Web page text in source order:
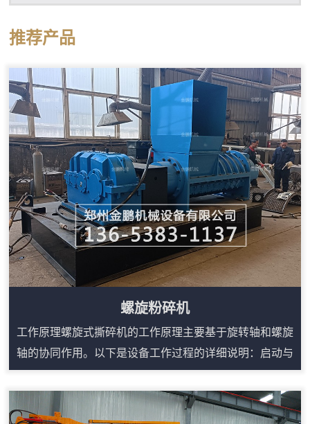
推荐产品
螺旋粉碎机
工作原理螺旋式撕碎机的工作原理主要基于旋转轴和螺旋
轴的协同作用。以下是设备工作过程的详细说明：启动与
传动系统当电机启动时，电机通过传动系统将动力传递给
减速机，减速机将动力进一步传递到旋转轴和螺旋轴。旋
转轴带动安装在其上的刀片旋转，开始进行物料切割和撕